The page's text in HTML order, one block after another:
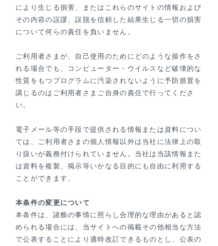
により生じる損害、またはこれらのサイトの情報および
その内容の誤謬、誤脱を信頼した結果生じる一切の損害
について何らの責任を負いません。
ご利用者さまが、自己使用のためにどのような操作をさ
れる場合でも、コンピューター・ウイルスなど破壊的な
性質をもつプログラムに汚染されないように予防措置を
講じるのはご利用者さまご自身の責任で行ってくださ
い。
電子メール等の手段で提供される情報または資料につい
ては、ご利用者さまの個人情報以外は当社に法律上の取
り扱いが義務付けられていません。当社は当該情報また
は資料を複製、掲示等いかなる目的にも自由に利用する
ことができます。
本条件の変更について
本条件は、諸般の事情に照らし合理的な理由があると認
められる場合には、当サイトへの掲載その他相当な方法
で公表することにより適時改訂できるものとし、公表の